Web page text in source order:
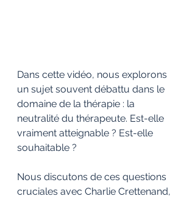
Dans cette vidéo, nous explorons
un sujet souvent débattu dans le
domaine de la thérapie : la
neutralité du thérapeute. Est-elle
vraiment atteignable ? Est-elle
souhaitable ?
Nous discutons de ces questions
cruciales avec Charlie Crettenand,